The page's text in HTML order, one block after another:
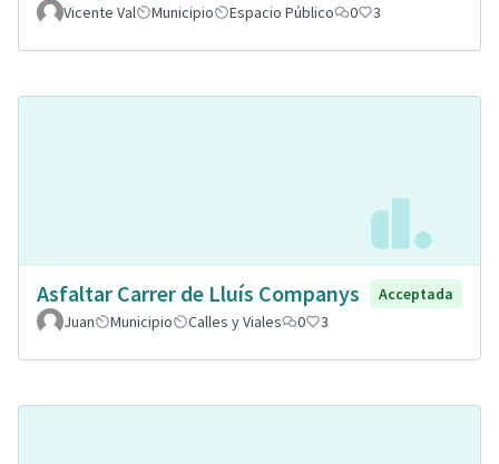
Vicente Val Municipio Espacio Público 0 3
Asfaltar Carrer de Lluís Companys
Acceptada
Juan
Municipio Calles y Viales 0 3